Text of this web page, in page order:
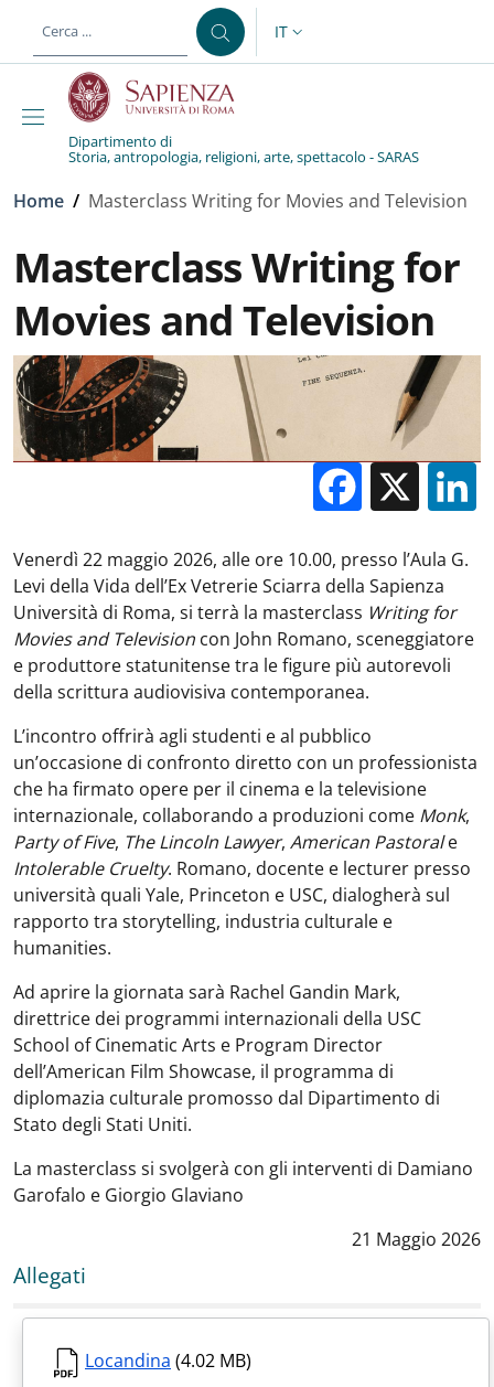
al contenuto principale
SELETTORE LINGUA:
IT
Dipartimento di
Storia, antropologia, religioni, arte, spettacolo - SARAS
Briciole di pane
Home / Masterclass Writing for Movies and Television
Masterclass Writing for
Movies and Television
X
Venerdì 22 maggio 2026, alle ore 10.00, presso l’Aula G.
Levi della Vida dell’Ex Vetrerie Sciarra della Sapienza
Università di Roma, si terrà la masterclass Writing for
Movies and Television con John Romano, sceneggiatore
e produttore statunitense tra le figure più autorevoli
della scrittura audiovisiva contemporanea.
L’incontro offrirà agli studenti e al pubblico
un’occasione di confronto diretto con un professionista
che ha firmato opere per il cinema e la televisione
internazionale, collaborando a produzioni come Monk,
Party of Five, The Lincoln Lawyer, American Pastorale
Intolerable Cruelty. Romano, docente e lecturer presso
università quali Yale, Princeton e USC, dialogherà sul
rapporto tra storytelling, industria culturale e
humanities.
Ad aprire la giornata sarà Rachel Gandin Mark,
direttrice dei programmi internazionali della USC
School of Cinematic Arts e Program Director
dell’American Film Showcase, il programma di
diplomazia culturale promosso dal Dipartimento di
Stato degli Stati Uniti.
La masterclass si svolgerà con gli interventi di Damiano
Garofalo e Giorgio Glaviano
Data notizia:
21 Maggio 2026
Allegati
Locandina (4.02 MB)